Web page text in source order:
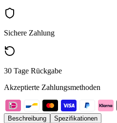
Sichere Zahlung
30 Tage Rückgabe
Akzeptierte Zahlungsmethoden
Beschreibung Spezifikationen